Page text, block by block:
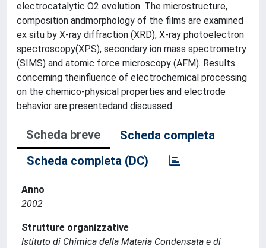
electrocatalytic O2 evolution. The microstructure,
composition andmorphology of the films are examined
ex situ by X-ray diffraction (XRD), X-ray photoelectron
spectroscopy(XPS), secondary ion mass spectrometry
(SIMS) and atomic force microscopy (AFM). Results
concerning theinfluence of electrochemical processing
on the chemico-physical properties and electrode
behavior are presentedand discussed.
Scheda breve
Scheda completa
Scheda completa (DC)
Anno
2002
Strutture organizzative
Istituto di Chimica della Materia Condensata e di